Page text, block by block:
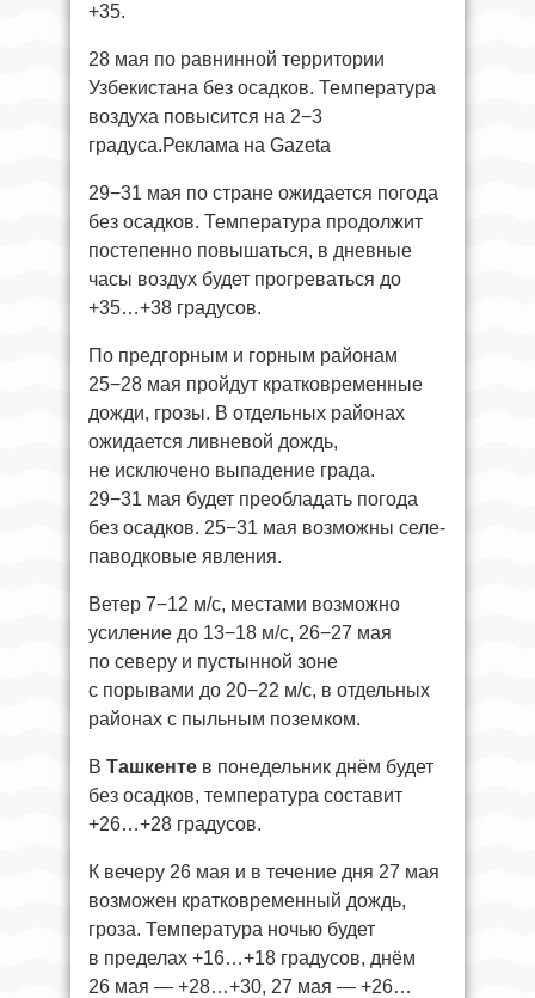
+35.
28 мая по равнинной территории
Узбекистана без осадков. Температура
воздуха повысится на 2−3
градуса.Реклама на Gazeta
29−31 мая по стране ожидается погода
без осадков. Температура продолжит
постепенно повышаться, в дневные
часы воздух будет прогреваться до
+35…+38 градусов.
По предгорным и горным районам
25−28 мая пройдут кратковременные
дожди, грозы. В отдельных районах
ожидается ливневой дождь,
не исключено выпадение града.
29−31 мая будет преобладать погода
без осадков. 25−31 мая возможны селе-
паводковые явления.
Ветер 7−12 м/с, местами возможно
усиление до 13−18 м/с, 26−27 мая
по северу и пустынной зоне
с порывами до 20−22 м/с, в отдельных
районах с пыльным поземком.
В Ташкенте в понедельник днём будет
без осадков, температура составит
+26…+28 градусов.
К вечеру 26 мая и в течение дня 27 мая
возможен кратковременный дождь,
гроза. Температура ночью будет
в пределах +16…+18 градусов, днём
26 мая — +28…+30, 27 мая — +26…